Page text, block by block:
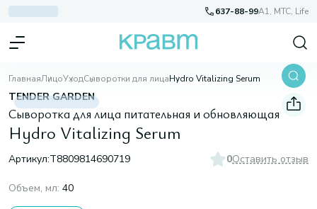
637-88-99A1, МТС, Life
ГлавнаяЛицоУходСыворотки для лицаHydro Vitalizing Serum
TENDER GARDEN
Сыворотка для лица питательная и обновляющая
Hydro Vitalizing Serum
Артикул:T8809814690719 0Оставить отзыв
Объем, мл: 40